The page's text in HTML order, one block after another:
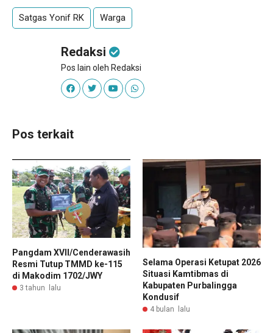
Satgas Yonif RK Warga
Redaksi
Pos lain oleh Redaksi
Pos terkait
Pangdam XVII/Cenderawasih
Resmi Tutup TMMD ke-115
di Makodim 1702/JWY
3 tahun lalu
Selama Operasi Ketupat 2026
Situasi Kamtibmas di
Kabupaten Purbalingga
Kondusif
4 bulan lalu